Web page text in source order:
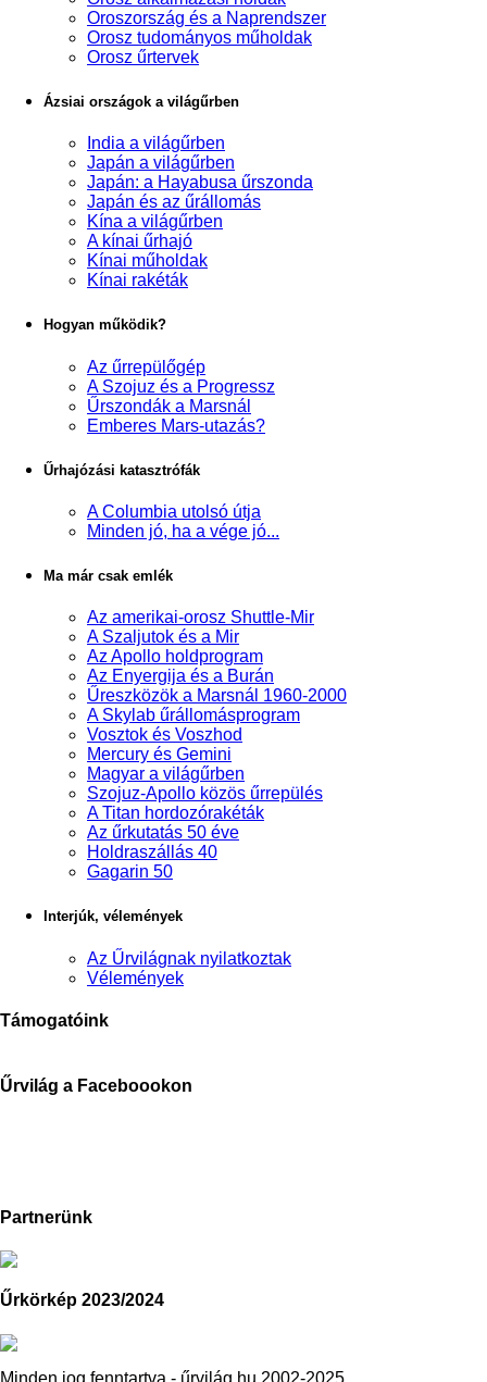
Oroszország és a Naprendszer
Orosz tudományos műholdak
Orosz űrtervek
Ázsiai országok a világűrben
India a világűrben
Japán a világűrben
Japán: a Hayabusa űrszonda
Japán és az űrállomás
Kína a világűrben
A kínai űrhajó
Kínai műholdak
Kínai rakéták
Hogyan működik?
Az űrrepülőgép
A Szojuz és a Progressz
Űrszondák a Marsnál
Emberes Mars-utazás?
Űrhajózási katasztrófák
A Columbia utolsó útja
Minden jó, ha a vége jó...
Ma már csak emlék
Az amerikai-orosz Shuttle-Mir
A Szaljutok és a Mir
Az Apollo holdprogram
Az Enyergija és a Burán
Űreszközök a Marsnál 1960-2000
A Skylab űrállomásprogram
Vosztok és Voszhod
Mercury és Gemini
Magyar a világűrben
Szojuz-Apollo közös űrrepülés
A Titan hordozórakéták
Az űrkutatás 50 éve
Holdraszállás 40
Gagarin 50
Interjúk, vélemények
Az Űrvilágnak nyilatkoztak
Vélemények
Támogatóink
Űrvilág a Faceboookon
Partnerünk
Űrkörkép 2023/2024
Minden jog fenntartva - űrvilág.hu 2002-2025